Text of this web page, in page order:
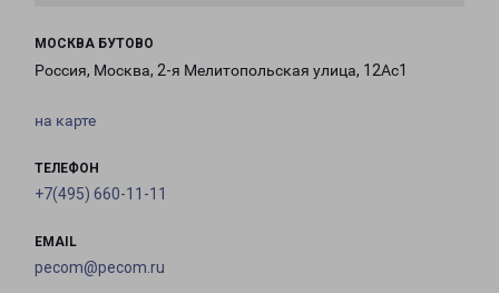
МОСКВА БУТОВО
Россия, Москва, 2-я Мелитопольская улица, 12Ас1
на карте
ТЕЛЕФОН
+7(495) 660-11-11
EMAIL
pecom@pecom.ru